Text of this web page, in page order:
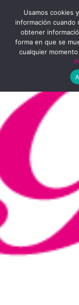
contenido
Usamos cookies
información cuando
obtener
forma en que se
cualquier